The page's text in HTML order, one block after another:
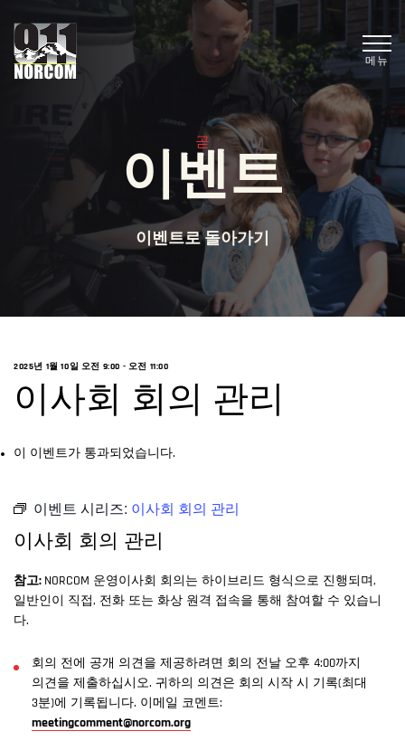
메뉴
곧
이벤트
이벤트로 돌아가기
2025년 1월 10일 오전 9:00 - 오전 11:00
이사회 회의 관리
이 이벤트가 통과되었습니다.
이벤트 시리즈: 이사회 회의 관리
이사회 회의 관리
참고: NORCOM 운영이사회 회의는 하이브리드 형식으로 진행되며,
일반인이 직접, 전화 또는 화상 원격 접속을 통해 참여할 수 있습니
다.
회의 전에 공개 의견을 제공하려면 회의 전날 오후 4:00까지
의견을 제출하십시오. 귀하의 의견은 회의 시작 시 기록(최대
3분)에 기록됩니다. 이메일 코멘트:
meetingcomment@norcom.org